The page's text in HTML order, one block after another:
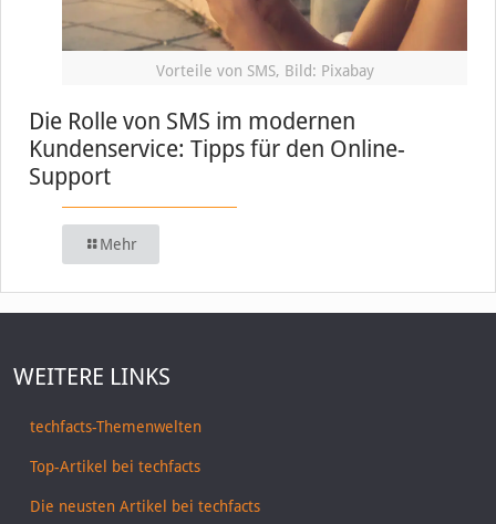
Vorteile von SMS, Bild: Pixabay
Die Rolle von SMS im modernen
Kundenservice: Tipps für den Online-
Support
Mehr
WEITERE LINKS
techfacts-Themenwelten
Top-Artikel bei techfacts
Die neusten Artikel bei techfacts